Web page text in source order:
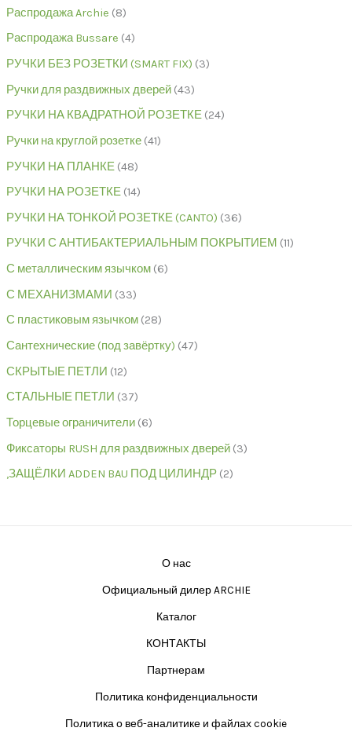
Распродажа Archie 8
Распродажа Bussare 4
РУЧКИ БЕЗ РОЗЕТКИ (SMART FIX) 3
Ручки для раздвижных дверей 43
РУЧКИ НА КВАДРАТНОЙ РОЗЕТКЕ 24
Ручки на круглой розетке 41
РУЧКИ НА ПЛАНКЕ 48
РУЧКИ НА РОЗЕТКЕ 14
РУЧКИ НА ТОНКОЙ РОЗЕТКЕ (CANTO) 36
РУЧКИ С АНТИБАКТЕРИАЛЬНЫМ ПОКРЫТИЕМ 11
С металлическим язычком 6
С МЕХАНИЗМАМИ 33
С пластиковым язычком 28
Сантехнические (под завёртку) 47
СКРЫТЫЕ ПЕТЛИ 12
СТАЛЬНЫЕ ПЕТЛИ 37
Торцевые ограничители 6
Фиксаторы RUSH для раздвижных дверей 3
,ЗАЩЁЛКИ ADDEN BAU ПОД ЦИЛИНДР 2
О нас
Официальный дилер ARCHIE
Каталог
КОНТАКТЫ
Партнерам
Политика конфиденциальности
Политика о веб-аналитике и файлах cookie